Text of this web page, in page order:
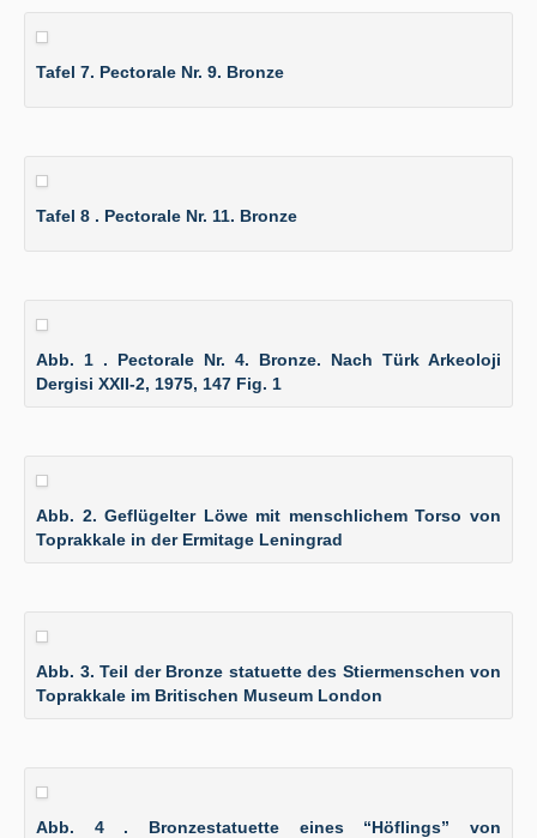
Tafel 7. Pectorale Nr. 9. Bronze
Tafel 8 . Pectorale Nr. 11. Bronze
Abb. 1 . Pectorale Nr. 4. Bronze. Nach Türk Arkeoloji
Dergisi XXII-2, 1975, 147 Fig. 1
Abb. 2. Geflügelter Löwe mit menschlichem Torso von
Toprakkale in der Ermitage Leningrad
Abb. 3. Teil der Bronze statuette des Stiermenschen von
Toprakkale im Britischen Museum London
Abb. 4 . Bronzestatuette eines “Höflings” von